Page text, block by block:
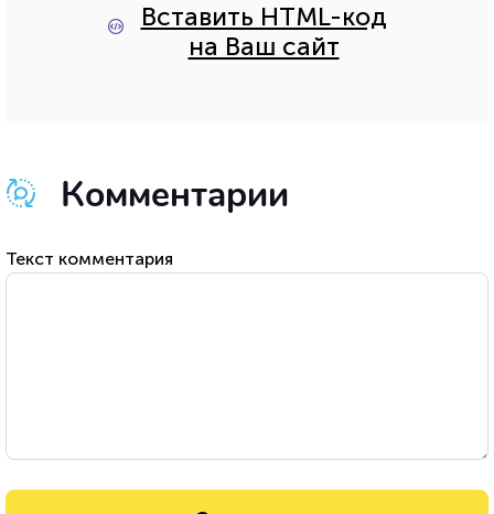
Вставить HTML-код
на Ваш сайт
Комментарии
Текст комментария